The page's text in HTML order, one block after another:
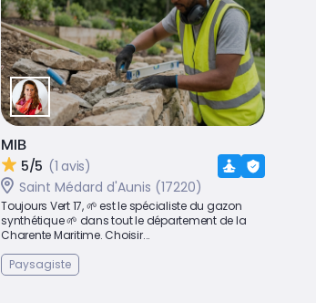
MIB
5/5 (1 avis)
Saint Médard d'Aunis (17220)
Toujours Vert 17, 🌱 est le spécialiste du gazon
synthétique 🌱 dans tout le département de la
Charente Maritime. Choisir...
Paysagiste